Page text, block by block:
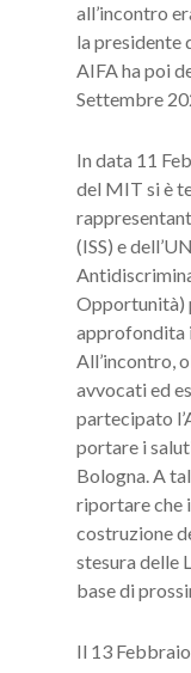
all’incontro
la presidente
AIFA ha poi
Settembre
In data 11
del MIT si è
(ISS) e
Opportunità)
approfondita
All’incontro,
avvocati ed
partecipato
portare i
Bologna. A
riportare che
costruzione
stesura delle
base di
Il 13